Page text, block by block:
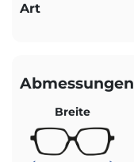
Art
Abmessungen
Breite